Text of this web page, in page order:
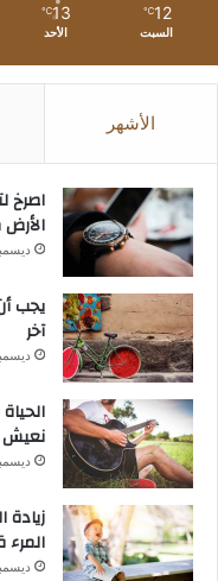
12
℃
السبت
13
℃
الأحد
الأشهر
‫اصرخ
ديسمبر 21,
يجب
آخر
ديسمبر 21,
ديسمبر 21,
المرء
ديسمبر 21,